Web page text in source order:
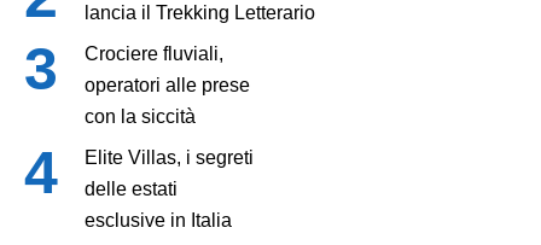
lancia il Trekking Letterario
Crociere fluviali,
operatori alle prese
con la siccità
Elite Villas, i segreti
delle estati
esclusive in Italia